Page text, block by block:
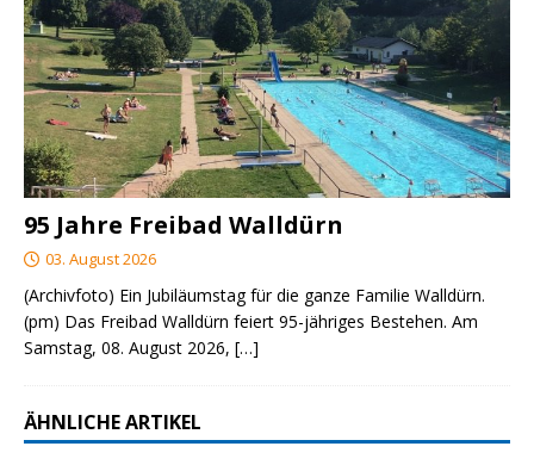
95 Jahre Freibad Walldürn
03. August 2026
(Archivfoto) Ein Jubiläumstag für die ganze Familie Walldürn.
(pm) Das Freibad Walldürn feiert 95-jähriges Bestehen. Am
Samstag, 08. August 2026, […]
ÄHNLICHE ARTIKEL